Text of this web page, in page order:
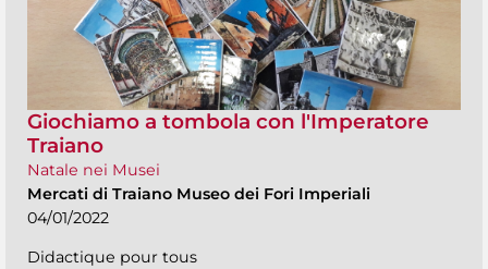
Giochiamo a tombola con l'Imperatore
Traiano
Natale nei Musei
Mercati di Traiano Museo dei Fori Imperiali
04/01/2022
Didactique pour tous